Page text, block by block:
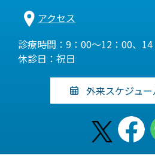
アクセス
診療時間：9：00～12：00、
休診日：祝日
外来スケジュ